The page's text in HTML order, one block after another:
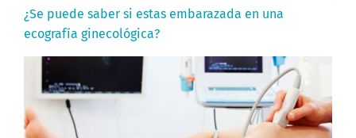
¿Se puede saber si estas embarazada en una
ecografía ginecológica?